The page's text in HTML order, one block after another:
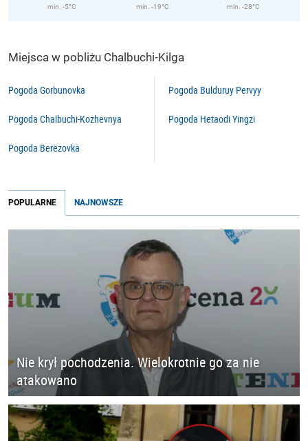
min. -5°C
min. -19°C
min. -28°C
Miejsca w pobliżu Chalbuchi-Kilga
Pogoda Gorbunovka
Pogoda Chalbuchi-Kozhevnya
Pogoda Berëzovka
Pogoda Bulduruy Pervyy
Pogoda Hetaodi Yingzi
POPULARNE NAJNOWSZE
Nie krył pochodzenia. Wielokrotnie go za nie
atakowano